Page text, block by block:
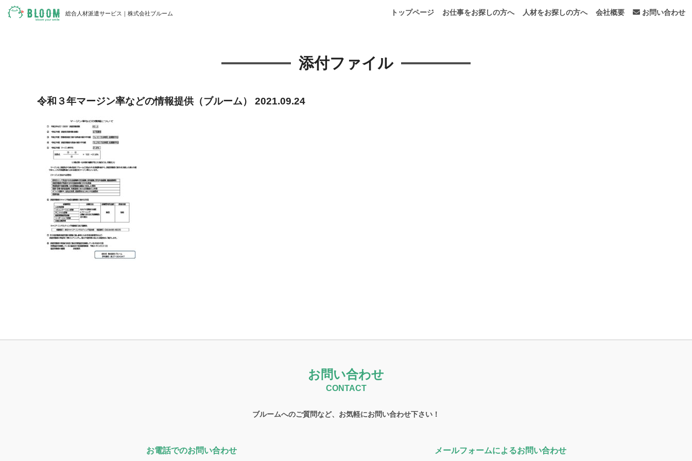
総合人材派遣サービス｜株式会社ブルーム トップページ お仕事をお探しの方へ 人材をお探しの方へ 会社概要 お問い合わせ
添付ファイル
令和３年マージン率などの情報提供（ブルーム） 2021.09.24
お問い合わせ
CONTACT
ブルームへのご質問など、お気軽にお問い合わせ下さい！
お電話でのお問い合わせ メールフォームによるお問い合わせ